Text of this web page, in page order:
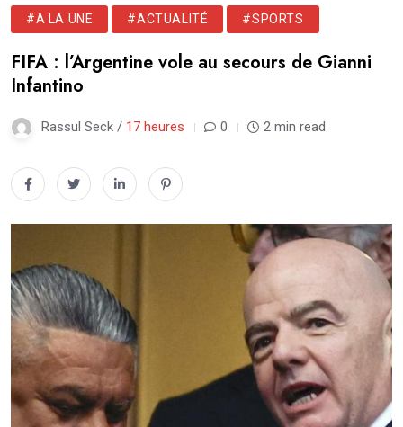
#A LA UNE #ACTUALITÉ #SPORTS
FIFA : l’Argentine vole au secours de Gianni
Infantino
Rassul Seck / 17 heures 0 2 min read